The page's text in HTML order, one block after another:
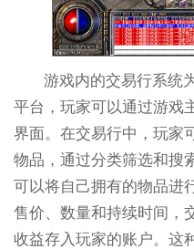
游戏内的交易行系统
平台，玩家可以通过游戏
界面。在交易行中，玩家
物品，通过分类筛选和搜
可以将自己拥有的物品进
售价、数量和持续时间，
收益存入玩家的账户。这